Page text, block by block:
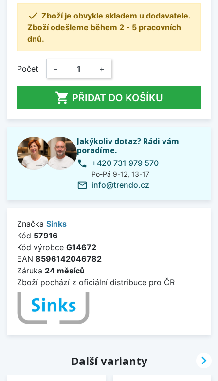
 Zboží je obvykle skladem u dodavatele.
Zboží odešleme během 2 - 5 pracovních
dnů.
Počet − +
 PŘIDAT DO KOŠÍKU
Jakýkoliv dotaz? Rádi vám
poradíme.
phone +420 731 979 570
Po-Pá 9-12, 13-17
mail_outline info@trendo.cz
Značka Sinks
Kód 57916
Kód výrobce G14672
EAN 8596142046782
Záruka 24 měsíců
Zboží pochází z oficiální distribuce pro ČR
Další varianty 